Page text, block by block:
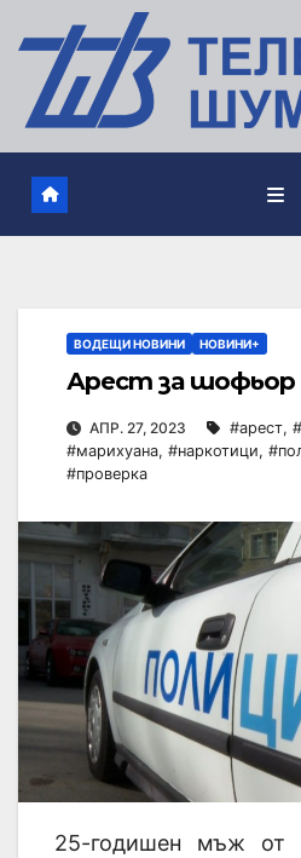
ВОДЕЩИ НОВИНИ НОВИНИ+
Арест за шофьор
АПР. 27, 2023 #арест,
#марихуана, #наркотици,
#проверка
25-годишен мъж от